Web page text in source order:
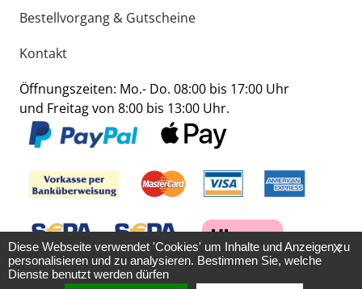
Bestellvorgang & Gutscheine
Kontakt
Öffnungszeiten: Mo.- Do. 08:00 bis 17:00 Uhr
und Freitag von 8:00 bis 13:00 Uhr.
X
Diese Webseite verwendet 'Cookies' um Inhalte und Anzeigen zu
personalisieren und zu analysieren. Bestimmen Sie, welche
Dienste benutzt werden dürfen